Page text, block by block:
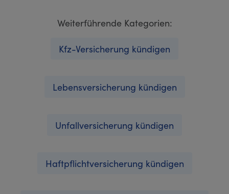
Weiterführende Kategorien:
Kfz-Versicherung kündigen
Lebensversicherung kündigen
Unfallversicherung kündigen
Haftpflichtversicherung kündigen